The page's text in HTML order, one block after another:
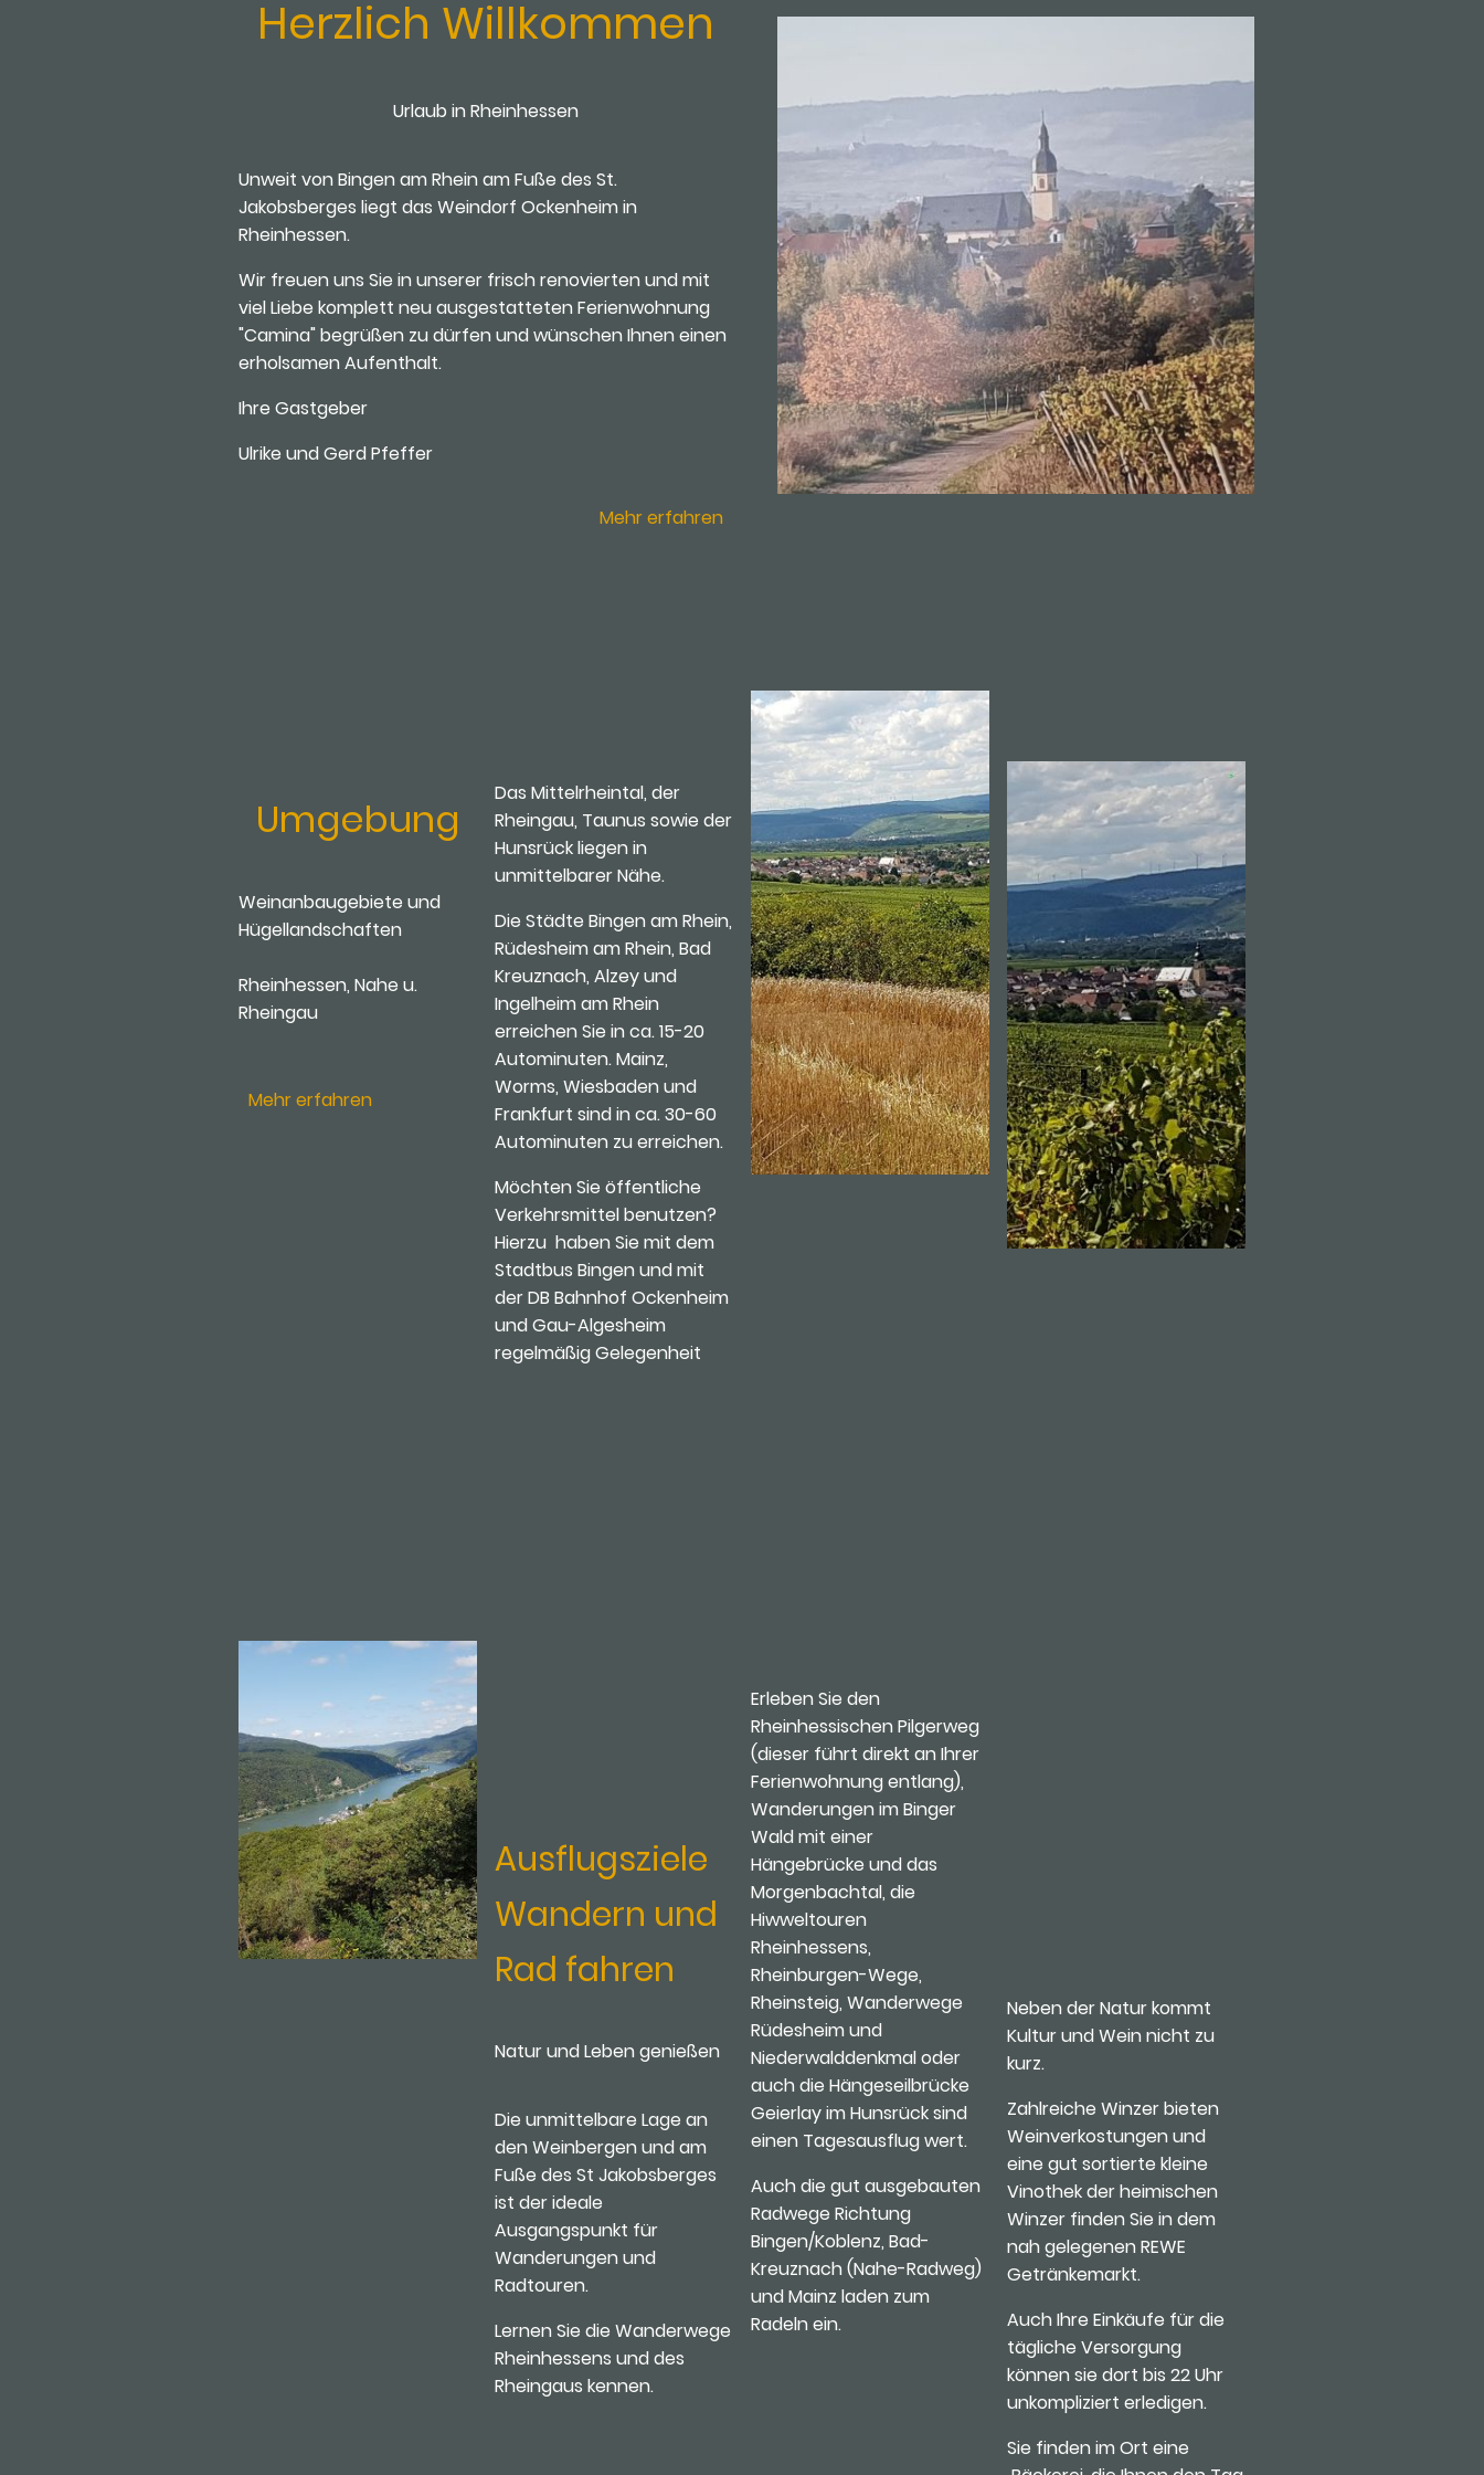
Herzlich Willkommen
Urlaub in Rheinhessen
Unweit von Bingen am Rhein am Fuße des St.
Jakobsberges liegt das Weindorf Ockenheim in
Rheinhessen.
Wir freuen uns Sie in unserer frisch renovierten und mit
viel Liebe komplett neu ausgestatteten Ferienwohnung
"Camina" begrüßen zu dürfen und wünschen Ihnen einen
erholsamen Aufenthalt.
Ihre Gastgeber
Ulrike und Gerd Pfeffer
Mehr erfahren
Umgebung
Weinanbaugebiete und
Hügellandschaften
Rheinhessen, Nahe u.
Rheingau
Mehr erfahren
Das Mittelrheintal, der
Rheingau, Taunus sowie der
Hunsrück liegen in
unmittelbarer Nähe.
Die Städte Bingen am Rhein,
Rüdesheim am Rhein, Bad
Kreuznach, Alzey und
Ingelheim am Rhein
erreichen Sie in ca. 15-20
Autominuten. Mainz,
Worms, Wiesbaden und
Frankfurt sind in ca. 30-60
Autominuten zu erreichen.
Möchten Sie öffentliche
Verkehrsmittel benutzen?
Hierzu haben Sie mit dem
Stadtbus Bingen und mit
der DB Bahnhof Ockenheim
und Gau-Algesheim
regelmäßig Gelegenheit
Ausflugsziele
Wandern und
Rad fahren
Natur und Leben genießen
Die unmittelbare Lage an
den Weinbergen und am
Fuße des St Jakobsberges
ist der ideale
Ausgangspunkt für
Wanderungen und
Radtouren.
Lernen Sie die Wanderwege
Rheinhessens und des
Rheingaus kennen.
Erleben Sie den
Rheinhessischen Pilgerweg
(dieser führt direkt an Ihrer
Ferienwohnung entlang),
Wanderungen im Binger
Wald mit einer
Hängebrücke und das
Morgenbachtal, die
Hiwweltouren
Rheinhessens,
Rheinburgen-Wege,
Rheinsteig, Wanderwege
Rüdesheim und
Niederwalddenkmal oder
auch die Hängeseilbrücke
Geierlay im Hunsrück sind
einen Tagesausflug wert.
Auch die gut ausgebauten
Radwege Richtung
Bingen/Koblenz, Bad-
Kreuznach (Nahe-Radweg)
und Mainz laden zum
Radeln ein.
Neben der Natur kommt
Kultur und Wein nicht zu
kurz.
Zahlreiche Winzer bieten
Weinverkostungen und
eine gut sortierte kleine
Vinothek der heimischen
Winzer finden Sie in dem
nah gelegenen REWE
Getränkemarkt.
Auch Ihre Einkäufe für die
tägliche Versorgung
können sie dort bis 22 Uhr
unkompliziert erledigen.
Sie finden im Ort eine